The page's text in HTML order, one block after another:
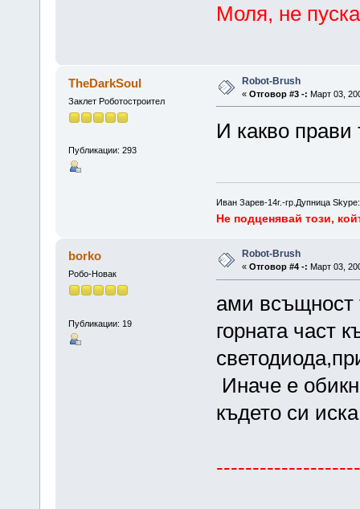
Моля, не
TheDarkSoul
Заклет Роботостроител
Публикации: 293
Robot-Brush
« Отговор #3 -: Март 03,
И какво
Иван Зарев-14г.-гр.Дупница Skype:
Не подценявай този,
borko
Робо-Новак
Публикации: 19
Robot-Brush
« Отговор #4 -: Март 03,
ами всъщност
горната част
Иначе е
където си